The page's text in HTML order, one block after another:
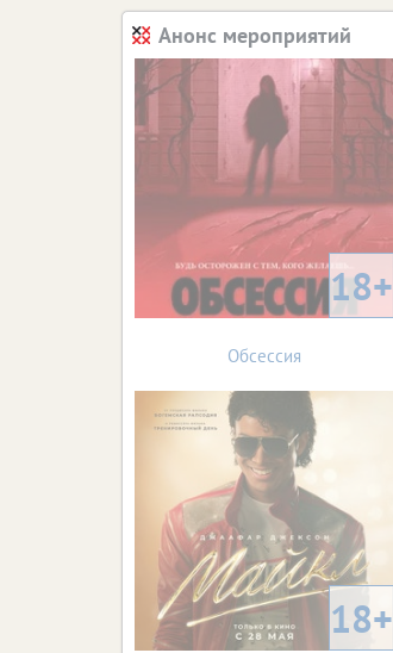
Анонс мероприятий
18+
Обсессия
18+